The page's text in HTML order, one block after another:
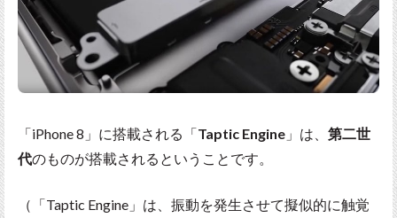
「iPhone 8」に搭載される「Taptic Engine 」は、 第二世
代のものが搭載されるということです。
（「Taptic Engine」は、振動を発生させて擬似的に触覚